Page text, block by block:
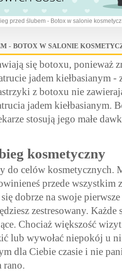
przed ślubem - Botox w salonie
- BOTOX W SALONIE
się botoxu, ponieważ
jadem kiełbasianym
z botoxu nie
jadem kiełbasianym.
stosują jego małe
kosmetyczny
do celów kosmetycznych.
przede wszystkim
dobrze na swoje
zestresowany.
Chociaż większość
lub wywołać niepokój u
dla Ciebie czasie i nie
rano.